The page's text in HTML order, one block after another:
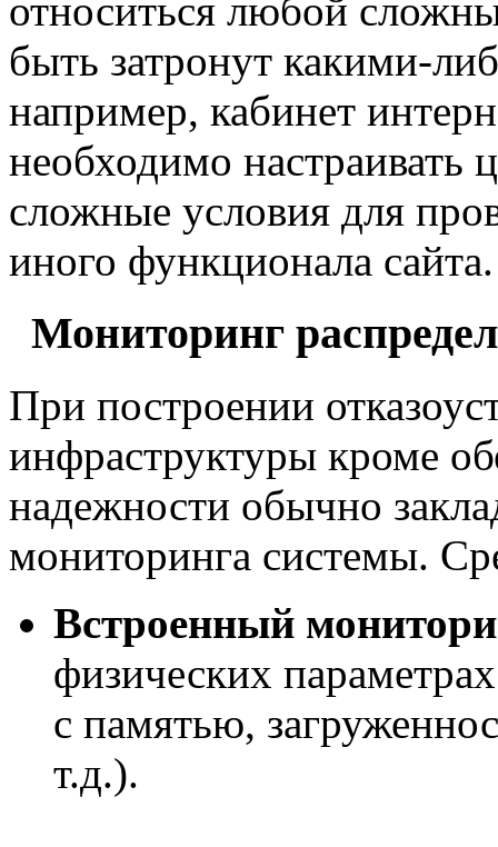
относиться любой
быть затронут какими-
например, кабинет
необходимо настраивать
сложные условия для
иного функционала сайта.
Мониторинг
При построении
инфраструктуры кроме
надежности обычно
мониторинга системы.
Встроенный
физических
с памятью,
т.д.).